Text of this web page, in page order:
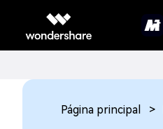
Página principal